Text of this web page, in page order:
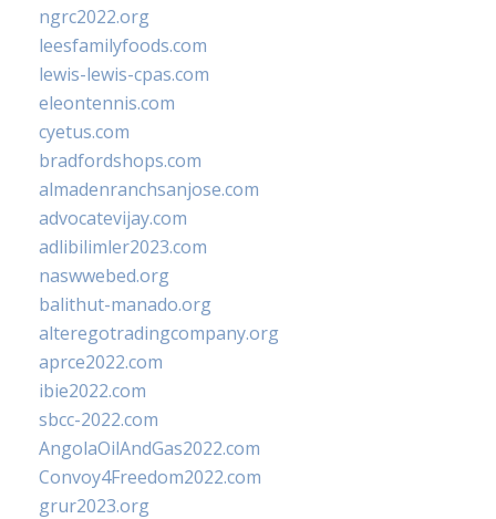
ngrc2022.org
leesfamilyfoods.com
lewis-lewis-cpas.com
eleontennis.com
cyetus.com
bradfordshops.com
almadenranchsanjose.com
advocatevijay.com
adlibilimler2023.com
naswwebed.org
balithut-manado.org
alteregotradingcompany.org
aprce2022.com
ibie2022.com
sbcc-2022.com
AngolaOilAndGas2022.com
Convoy4Freedom2022.com
grur2023.org